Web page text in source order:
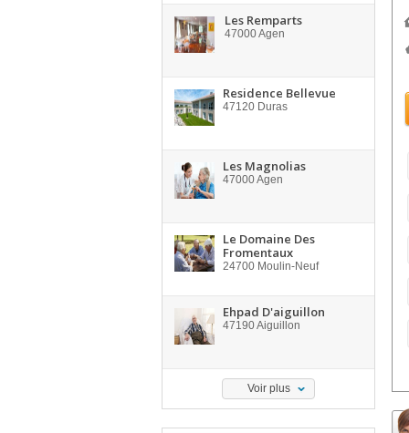
Les Remparts
47000Agen
Residence Bellevue
47120 Duras
Les Magnolias
47000Agen
Le Domaine Des
Fromentaux
24700 Moulin-Neuf
Ehpad D'aiguillon
47190Aiguillon
Voir plus